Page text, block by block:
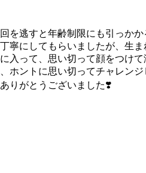
逃すと年齢制限にも引っか
寧にしてもらいましたが、生
って、思い切って顔をつけ
ホントに思い切ってチャレン
りがとうございました❣️